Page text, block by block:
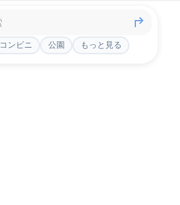
コンビニ 公園 もっと見る